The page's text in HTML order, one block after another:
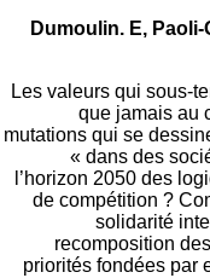
Dumoulin. E,
Les valeurs qui
que
mutations qui se
« dans des
l’horizon 2050
de compétition
priorités fondées